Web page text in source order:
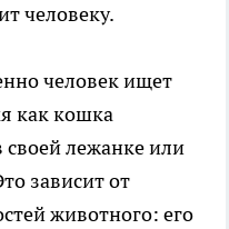
человеку.
человек ищет
как кошка
своей лежанке или
зависит от
животного: его